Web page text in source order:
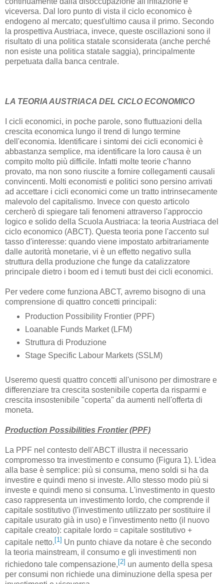
viceversa. Dal loro punto di vista il ciclo economico è
endogeno al mercato; quest'ultimo causa il primo. Secondo
la prospettiva Austriaca, invece, queste oscillazioni sono il
risultato di una politica statale sconsiderata (anche perché
non esiste una politica statale saggia), principalmente
perpetuata dalla banca centrale.
LA TEORIA AUSTRIACA DEL CICLO ECONOMICO
I cicli economici, in poche parole, sono fluttuazioni della
crescita economica lungo il trend di lungo termine
dell'economia. Identificare i sintomi dei cicli economici è
abbastanza semplice, ma identificare la loro causa è un
compito molto più difficile. Infatti molte teorie c'hanno
provato, ma non sono riuscite a fornire collegamenti causali
convincenti. Molti economisti e politici sono persino arrivati ​​
ad accettare i cicli economici come un tratto intrinsecamente
malevolo del capitalismo. Invece con questo articolo
cercherò di spiegare tali fenomeni attraverso l'approccio
logico e solido della Scuola Austriaca: la teoria Austriaca del
ciclo economico (ABCT). Questa teoria pone l'accento sul
tasso d'interesse: quando viene impostato arbitrariamente
dalle autorità monetarie, vi è un effetto negativo sulla
struttura della produzione che funge da catalizzatore
principale dietro i boom ed i temuti bust dei cicli economici.
Per vedere come funziona ABCT, avremo bisogno di una
comprensione di quattro concetti principali:
Production Possibility Frontier (PPF)
Loanable Funds Market (LFM)
Struttura di Produzione
Stage Specific Labour Markets (SSLM)
Useremo questi quattro concetti all'unisono per dimostrare e
differenziare tra crescita sostenibile coperta da risparmi e
crescita insostenibile "coperta" da aumenti nell'offerta di
moneta.
Production Possibilities Frontier (PPF)
La PPF nel contesto dell'ABCT illustra il necessario
compromesso tra investimento e consumo (Figura 1). L'idea
alla base è semplice: più si consuma, meno soldi si ha da
investire e quindi meno si investe. Allo stesso modo più si
investe e quindi meno si consuma. L'investimento in questo
caso rappresenta un investimento lordo, che comprende il
capitale sostitutivo (l'investimento utilizzato per sostituire il
capitale usurato già in uso) e l'investimento netto (il nuovo
capitale creato): capitale lordo = capitale sostitutivo +
capitale netto. [1] Un punto chiave da notare è che secondo
la teoria mainstream, il consumo e gli investimenti non
richiedono tale compensazione, [2] un aumento della spesa
per consumi non richiede una diminuzione della spesa per